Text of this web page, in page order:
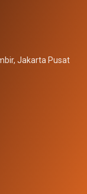
Jakarta Pusat